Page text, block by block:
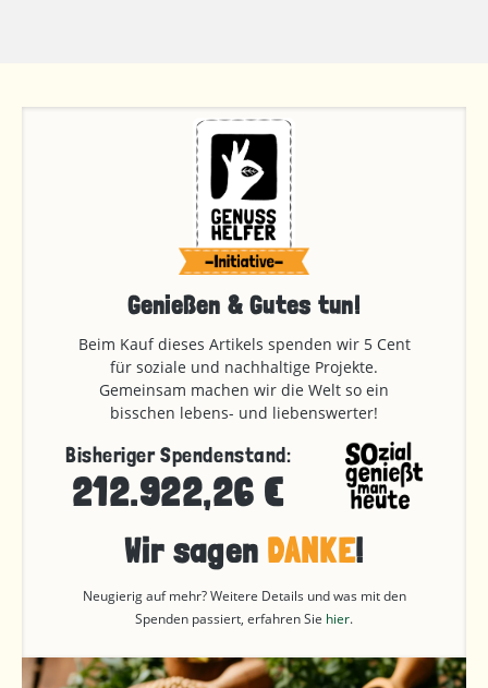
Genießen & Gutes tun!
Beim Kauf dieses Artikels spenden wir 5 Cent
für soziale und nachhaltige Projekte.
Gemeinsam machen wir die Welt so ein
bisschen lebens- und liebenswerter!
Bisheriger Spendenstand:
212.922,26 €
Wir sagen DANKE!
Neugierig auf mehr? Weitere Details und was mit den
Spenden passiert, erfahren Sie hier.